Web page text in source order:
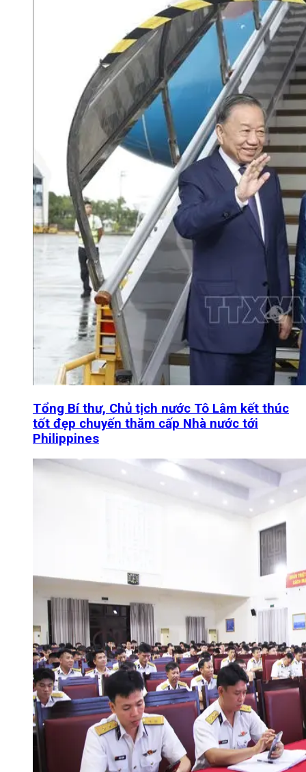
Tổng Bí thư, Chủ tịch nước Tô Lâm kết thúc
tốt đẹp chuyến thăm cấp Nhà nước tới
Philippines